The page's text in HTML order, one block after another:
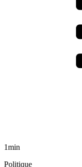
1min
Politique